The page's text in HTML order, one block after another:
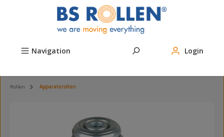
Zum Hauptinhalt springen
Navigation Login
Rollen Apparaterollen
Bildergalerie überspringen